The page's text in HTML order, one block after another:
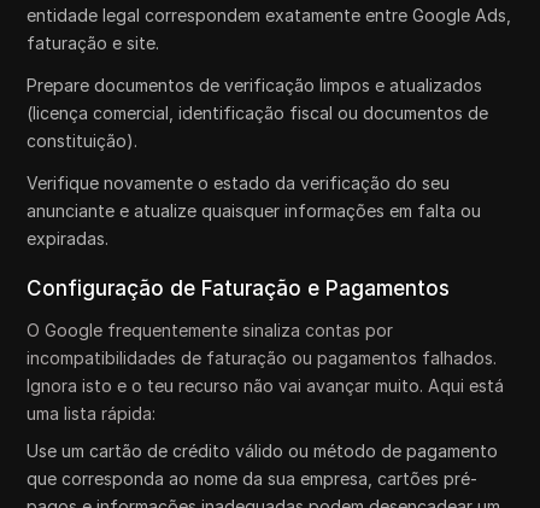
entidade legal correspondem exatamente entre Google Ads,
faturação e site.
Prepare documentos de verificação limpos e atualizados
(licença comercial, identificação fiscal ou documentos de
constituição).
Verifique novamente o estado da verificação do seu
anunciante e atualize quaisquer informações em falta ou
expiradas.
Configuração de Faturação e Pagamentos
O Google frequentemente sinaliza contas por
incompatibilidades de faturação ou pagamentos falhados.
Ignora isto e o teu recurso não vai avançar muito. Aqui está
uma lista rápida:
Use um cartão de crédito válido ou método de pagamento
que corresponda ao nome da sua empresa, cartões pré-